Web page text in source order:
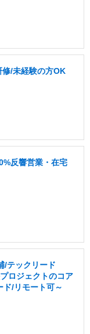
/未経験の方OK
反響営業・在宅
/テックリード
ロジェクトのコア
ド/リモート可～